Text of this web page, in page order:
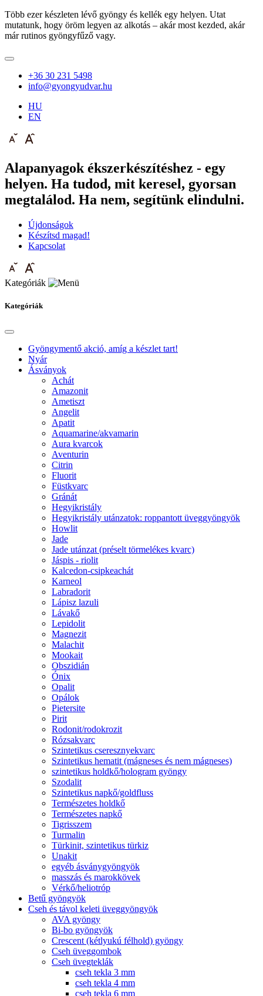
Több ezer készleten lévő gyöngy és kellék egy helyen. Utat
mutatunk, hogy öröm legyen az alkotás – akár most kezded, akár
már rutinos gyöngyfűző vagy.
+36 30 231 5498
info@gyongyudvar.hu
HU
EN
Alapanyagok ékszerkészítéshez - egy
helyen. Ha tudod, mit keresel, gyorsan
megtalálod. Ha nem, segítünk elindulni.
Újdonságok
Készítsd magad!
Kapcsolat
Kategóriák
Kategóriák
Gyöngymentő akció, amíg a készlet tart!
Nyár
Ásványok
Achát
Amazonit
Ametiszt
Angelit
Apatit
Aquamarine/akvamarin
Aura kvarcok
Aventurin
Citrin
Fluorit
Füstkvarc
Gránát
Hegyikristály
Hegyikristály utánzatok: roppantott üveggyöngyök
Howlit
Jade
Jade utánzat (préselt törmelékes kvarc)
Jáspis - riolit
Kalcedon-csipkeachát
Karneol
Labradorit
Lápisz lazuli
Lávakő
Lepidolit
Magnezit
Malachit
Mookait
Obszidián
Ónix
Opalit
Opálok
Pietersite
Pirit
Rodonit/rodokrozit
Rózsakvarc
Szintetikus cseresznyekvarc
Szintetikus hematit (mágneses és nem mágneses)
szintetikus holdkő/hologram gyöngy
Szodalit
Szintetikus napkő/goldfluss
Természetes holdkő
Természetes napkő
Tigrisszem
Turmalin
Türkinit, szintetikus türkiz
Unakit
egyéb ásványgyöngyök
masszás és marokkövek
Vérkő/heliotróp
Betű gyöngyök
Cseh és távol keleti üveggyöngyök
AVA gyöngy
Bi-bo gyöngyök
Crescent (kétlyukú félhold) gyöngy
Cseh üveggombok
Cseh üvegteklák
cseh tekla 3 mm
cseh tekla 4 mm
cseh tekla 6 mm